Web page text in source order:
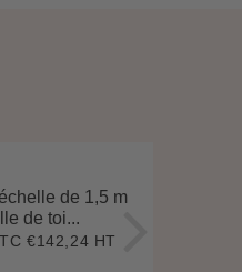
de 1,5 m
de toi...
€170,69
€142,24 HT